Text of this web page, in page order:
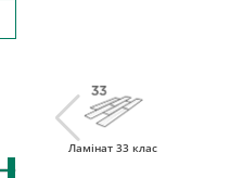
Ламінат 33 клас